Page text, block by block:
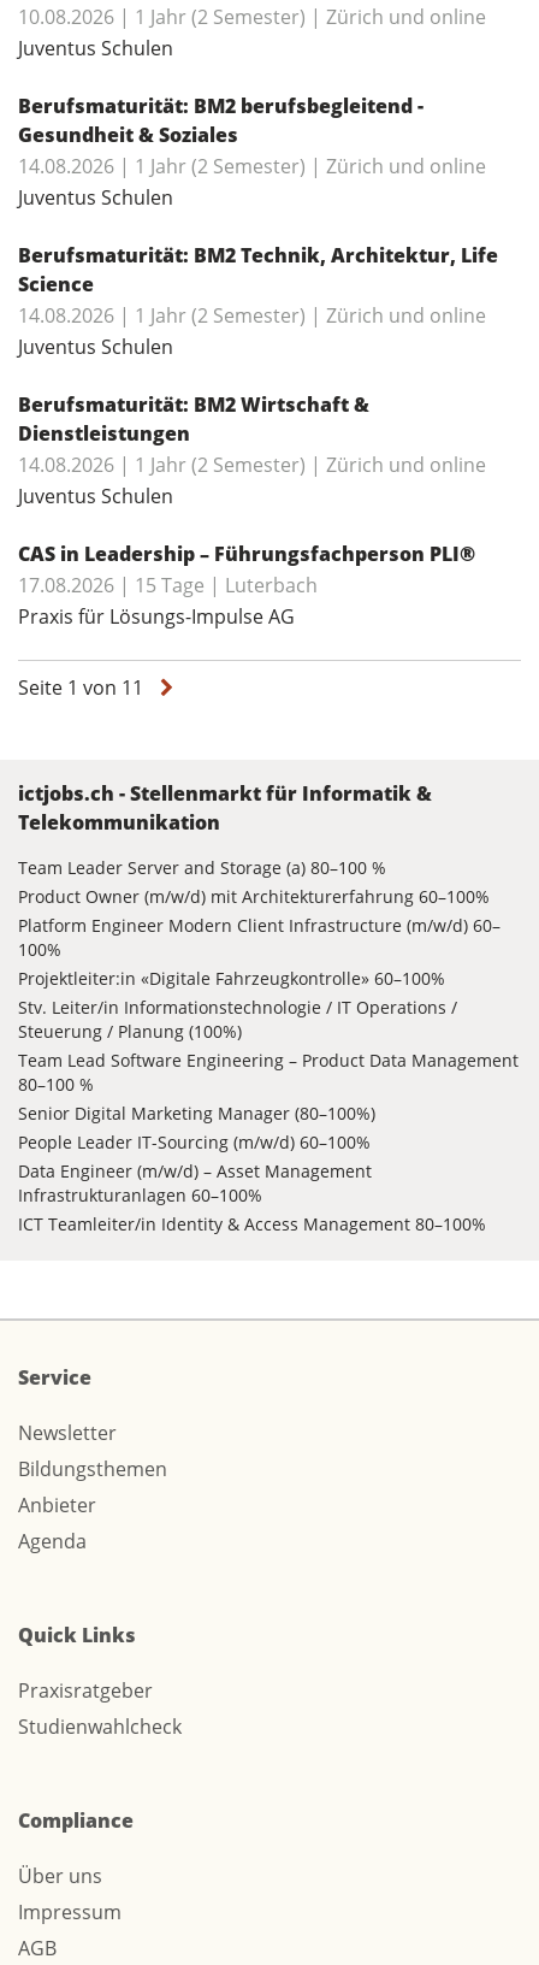
10.08.2026 | 1 Jahr (2 Semester) | Zürich und online
Juventus Schulen
Berufsmaturität: BM2 berufsbegleitend -
Gesundheit & Soziales
14.08.2026 | 1 Jahr (2 Semester) | Zürich und online
Juventus Schulen
Berufsmaturität: BM2 Technik, Architektur, Life
Science
14.08.2026 | 1 Jahr (2 Semester) | Zürich und online
Juventus Schulen
Berufsmaturität: BM2 Wirtschaft &
Dienstleistungen
14.08.2026 | 1 Jahr (2 Semester) | Zürich und online
Juventus Schulen
CAS in Leadership – Führungsfachperson PLI®
17.08.2026 | 15 Tage | Luterbach
Praxis für Lösungs-Impulse AG
Seite 1 von 11
ictjobs.ch - Stellenmarkt für Informatik &
Telekommunikation
Team Leader Server and Storage (a) 80–100 %
Product Owner (m/w/d) mit Architekturerfahrung 60–100%
Platform Engineer Modern Client Infrastructure (m/w/d) 60–
100%
Projektleiter:in «Digitale Fahrzeugkontrolle» 60–100%
Stv. Leiter/in Informationstechnologie / IT Operations /
Steuerung / Planung (100%)
Team Lead Software Engineering – Product Data Management
80–100 %
Senior Digital Marketing Manager (80–100%)
People Leader IT-Sourcing (m/w/d) 60–100%
Data Engineer (m/w/d) – Asset Management
Infrastrukturanlagen 60–100%
ICT Teamleiter/in Identity & Access Management 80–100%
Service
Newsletter
Bildungsthemen
Anbieter
Agenda
Quick Links
Praxisratgeber
Studienwahlcheck
Compliance
Über uns
Impressum
AGB